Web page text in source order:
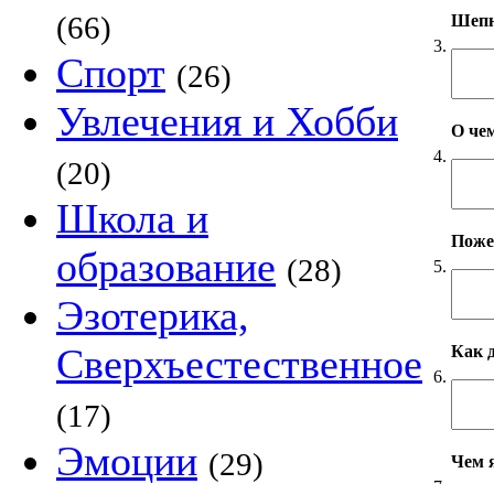
(66)
Спорт (26)
Увлечения и Хобби
(20)
Школа и
образование (28)
Эзотерика,
Сверхъестественное
(17)
Эмоции (29)
3.
4.
О
5.
6.
Как
Чем